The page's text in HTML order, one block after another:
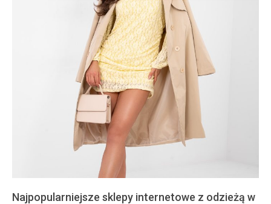
Najpopularniejsze sklepy internetowe z odzieżą w